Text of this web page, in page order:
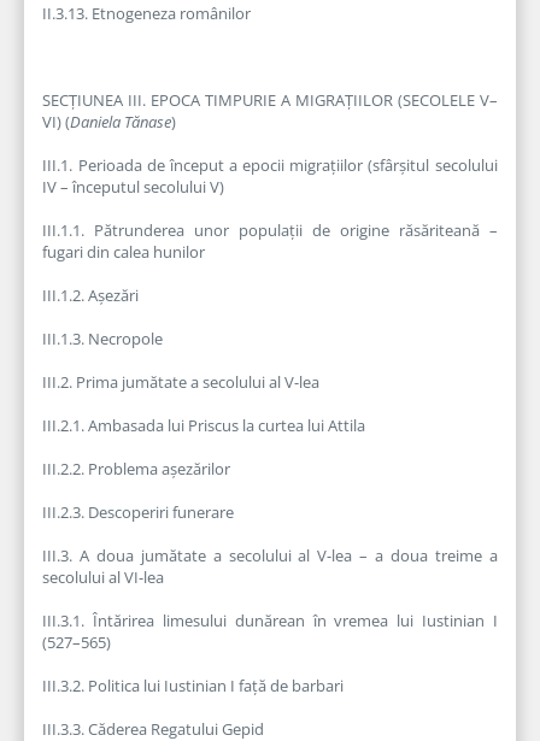
II.3.13. Etnogeneza românilor
SECȚIUNEA III. EPOCA TIMPURIE A MIGRAȚIILOR (SECOLELE V–
VI) (Daniela Tănase)
III.1. Perioada de început a epocii migrațiilor (sfârșitul secolului
IV – începutul secolului V)
III.1.1. Pătrunderea unor populații de origine răsăriteană –
fugari din calea hunilor
III.1.2. Așezări
III.1.3. Necropole
III.2. Prima jumătate a secolului al V-lea
III.2.1. Ambasada lui Priscus la curtea lui Attila
III.2.2. Problema așezărilor
III.2.3. Descoperiri funerare
III.3. A doua jumătate a secolului al V-lea – a doua treime a
secolului al VI-lea
III.3.1. Întărirea limesului dunărean în vremea lui Iustinian I
(527–565)
III.3.2. Politica lui Iustinian I față de barbari
III.3.3. Căderea Regatului Gepid